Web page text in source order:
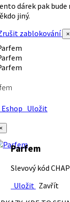
dárek pak
jiný.
zablokování
Uložit
Parfem
Slevový kód
Uložit Zavřít